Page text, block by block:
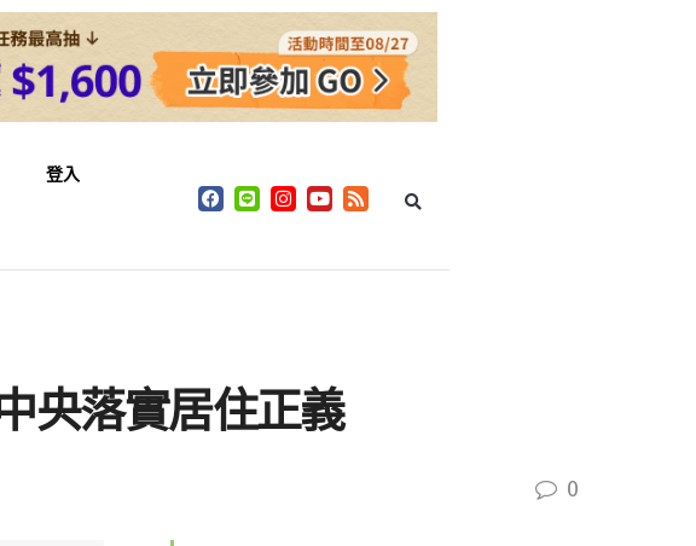
登入
央落實居住正義
0